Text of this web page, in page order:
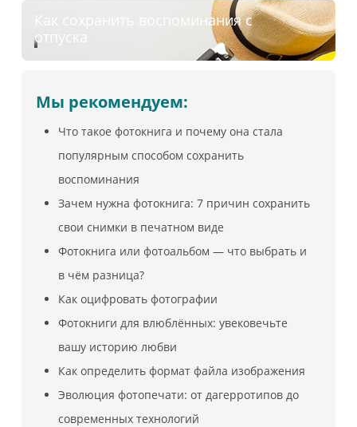
Как сохранить воспоминания с
отпуска
Мы рекомендуем:
Что такое фотокнига и почему она стала
популярным способом сохранить
воспоминания
Зачем нужна фотокнига: 7 причин сохранить
свои снимки в печатном виде
Фотокнига или фотоальбом — что выбрать и
в чём разница?
Как оцифровать фотографии
Фотокниги для влюблённых: увековечьте
вашу историю любви
Как определить формат файла изображения
Эволюция фотопечати: от дагерротипов до
современных технологий